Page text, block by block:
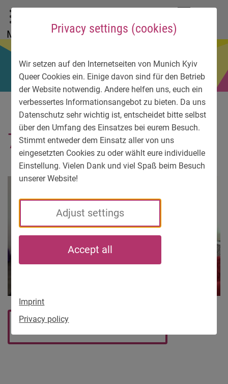
Privacy settings (cookies)
Wir setzen auf den Internetseiten von Munich Kyiv
Queer Cookies ein. Einige davon sind für den Betrieb
der Website notwendig. Andere helfen uns, euch ein
verbessertes Informationsangebot zu bieten. Da uns
Datenschutz sehr wichtig ist, entscheidet bitte selbst
über den Umfang des Einsatzes bei eurem Besuch.
Stimmt entweder dem Einsatz aller von uns
eingesetzten Cookies zu oder wählt eure individuelle
Einstellung. Vielen Dank und viel Spaß beim Besuch
unserer Website!
Adjust settings
Accept all
Imprint
Privacy policy
To main menu
To language menu
To search
To content
To service information
Menu
7154-bild2
Back to overview